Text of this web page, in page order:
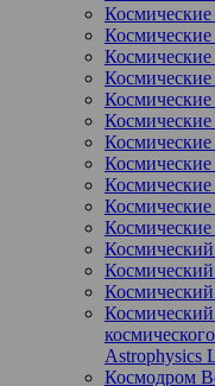
Космические
Космический
Astrophysics
Космодром